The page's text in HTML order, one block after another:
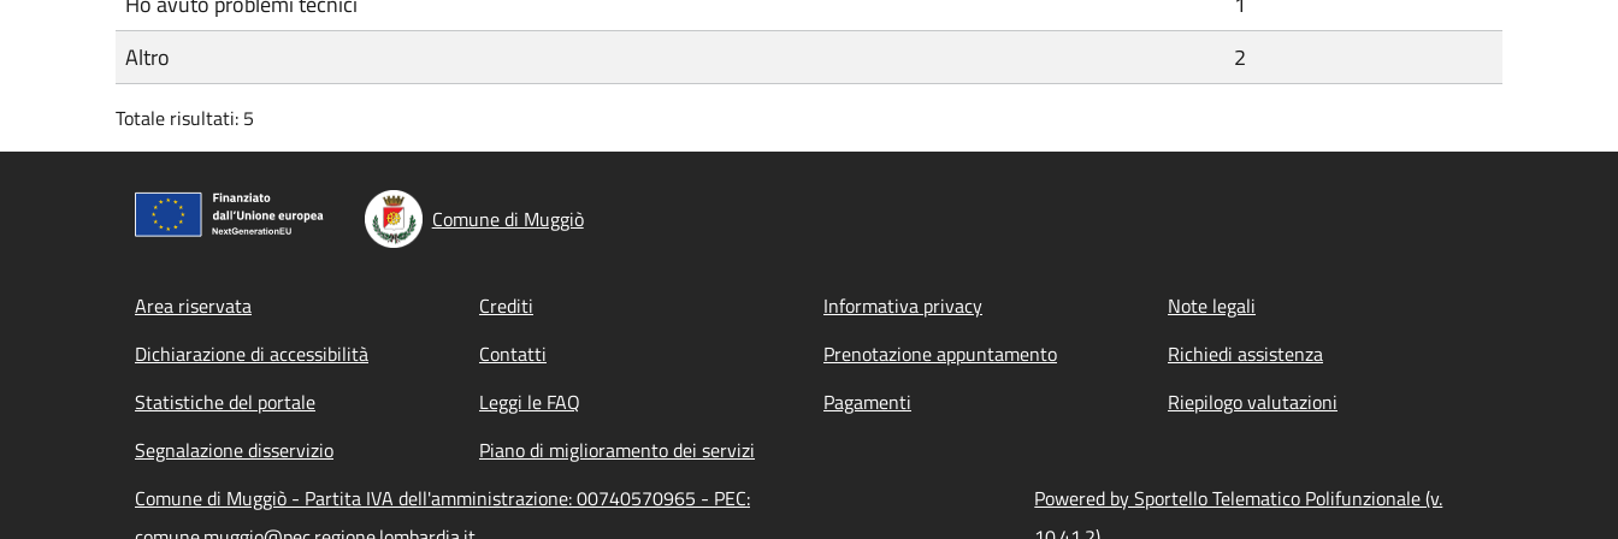
Altro
2
Totale risultati: 5
Comune di Muggiò
Footer menu
Area riservata Crediti Informativa privacy
Note legali
Dichiarazione di accessibilità
Contatti Prenotazione appuntamento
Richiedi assistenza
Statistiche del portale
Leggi le FAQ Pagamenti
Riepilogo valutazioni
Segnalazione disservizio
Piano di miglioramento dei servizi
Comune di Muggiò - Partita IVA dell'amministrazione: 00740570965 - PEC:
Powered by Sportello Telematico Polifunzionale (v.